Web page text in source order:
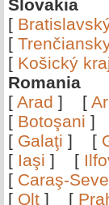
Slovakia
[
[
[ Košický
Romania
[ Arad ] [
[ Botoşani ]
[ Galaţi ] [
[ Iaşi ] [
[ Caraş-
[ Olt ] [